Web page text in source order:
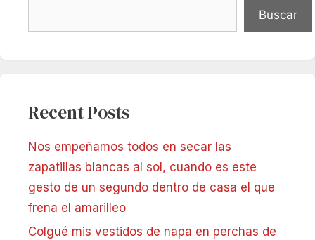
Buscar
Recent Posts
Nos empeñamos todos en secar las
zapatillas blancas al sol, cuando es este
gesto de un segundo dentro de casa el que
frena el amarilleo
Colgué mis vestidos de napa en perchas de